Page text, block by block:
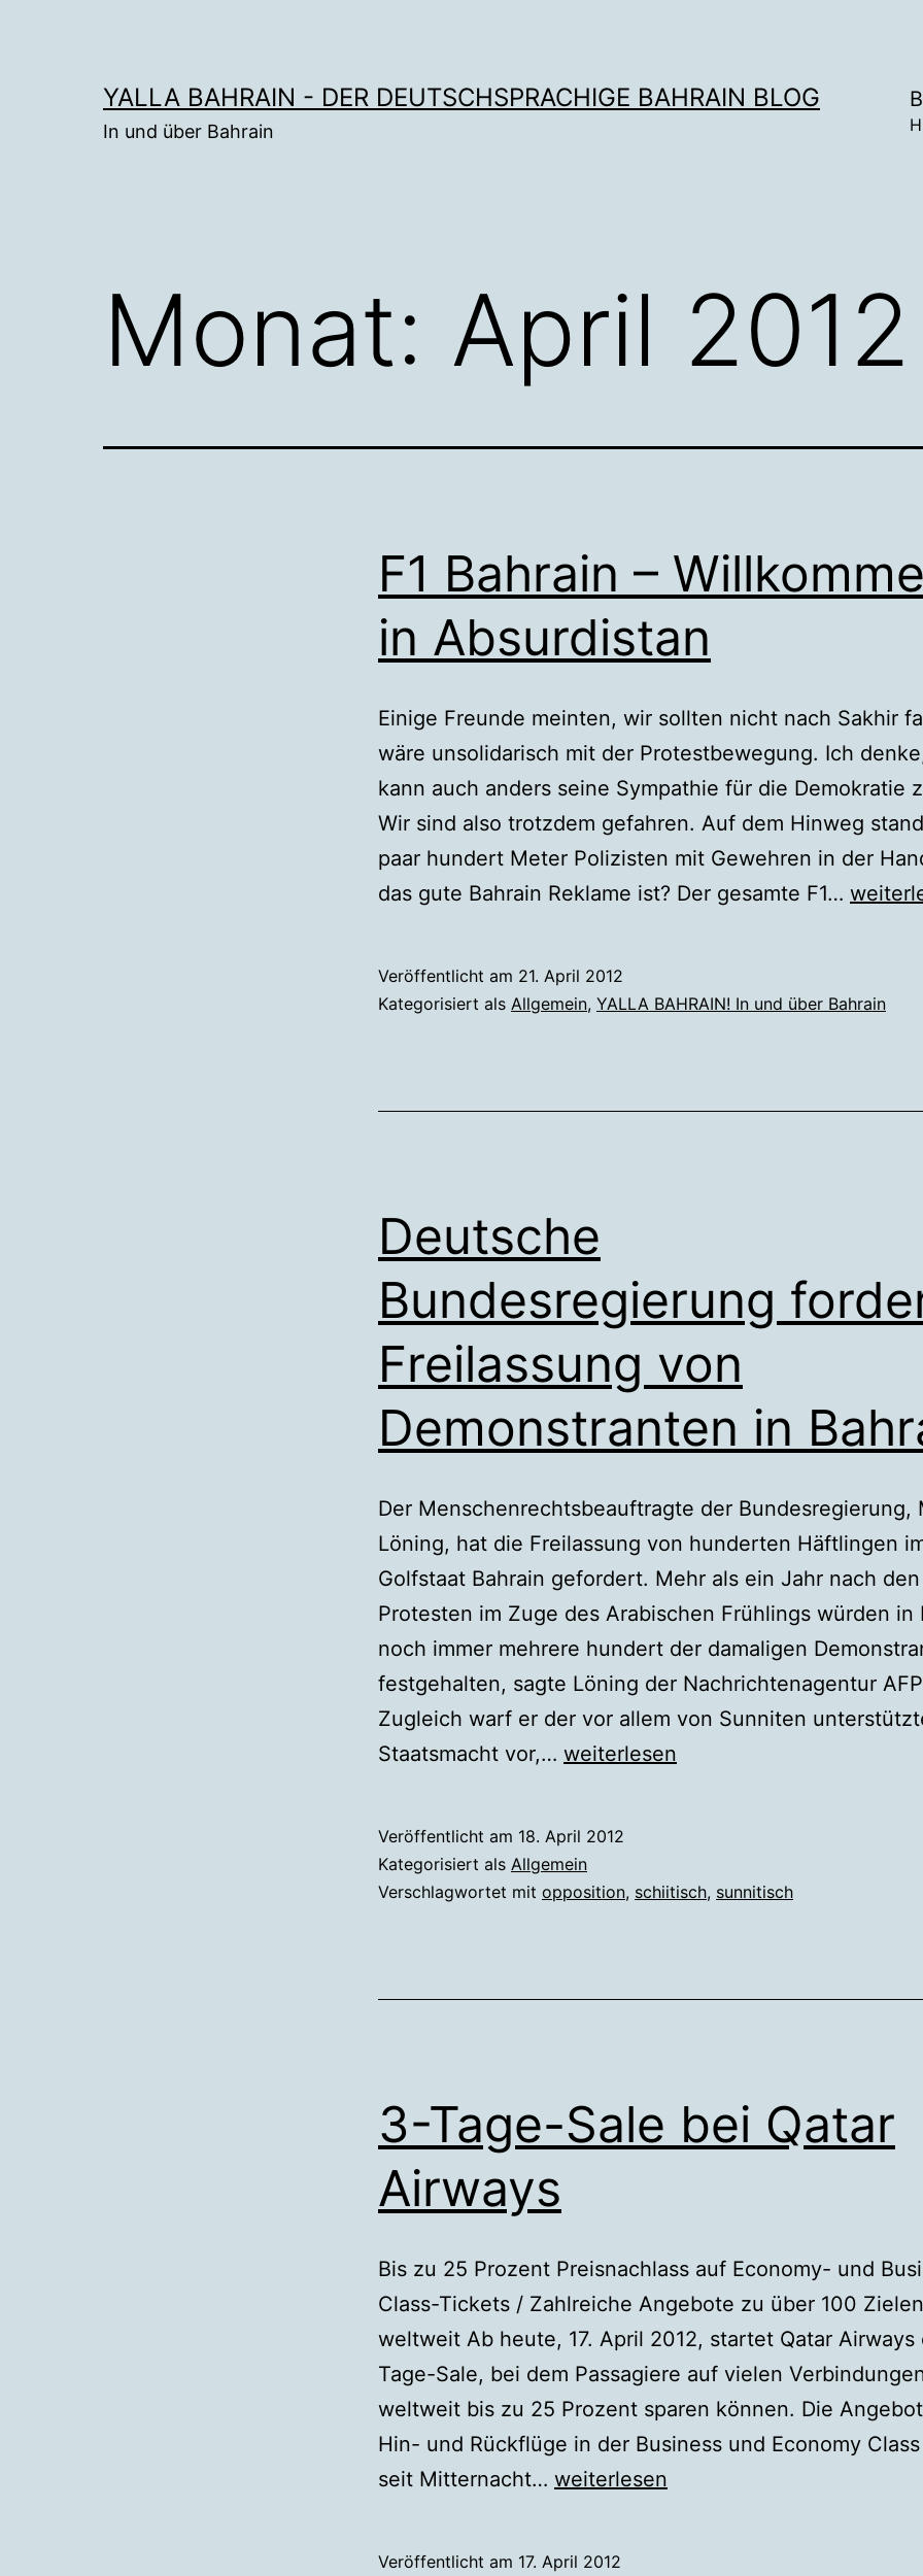
YALLA BAHRAIN - DER DEUTSCHSPRACHIGE BAHRAIN BLOG
In und über Bahrain
Monat: April 2012
F1 Bahrain –
in Absurdistan
Einige Freunde meinten, wir sollten nicht nach Sakhir
wäre unsolidarisch mit der Protestbewegung. Ich
kann auch anders seine Sympathie für die Demokratie
Wir sind also trotzdem gefahren. Auf dem Hinweg
paar hundert Meter Polizisten mit Gewehren in der
das gute Bahrain Reklame ist? Der gesamte F1… F1
Veröffentlicht am 21. April 2012
Kategorisiert als Allgemein, YALLA BAHRAIN! In und über Bahrain
Deutsche
Bundesregierung
Freilassung von
Demonstranten in
Der Menschenrechtsbeauftragte der Bundesregierung,
Löning, hat die Freilassung von hunderten Häftlingen
Golfstaat Bahrain gefordert. Mehr als ein Jahr nach den
Protesten im Zuge des Arabischen Frühlings würden in
noch immer mehrere hundert der damaligen
festgehalten, sagte Löning der Nachrichtenagentur
Zugleich warf er der vor allem von Sunniten
Staatsmacht vor,… Deutsche
Freilassung
von
Bahrain
weiterlesen
Veröffentlicht am 18. April 2012
Kategorisiert als Allgemein
Verschlagwortet mit opposition, schiitisch, sunnitisch
3-Tage-Sale bei Qatar
Airways
Bis zu 25 Prozent Preisnachlass auf Economy- und
Class-Tickets / Zahlreiche Angebote zu über 100 Zielen
weltweit Ab heute, 17. April 2012, startet Qatar
Tage-Sale, bei dem Passagiere auf vielen
weltweit bis zu 25 Prozent sparen können. Die
Hin- und Rückflüge in der Business und Economy
seit Mitternacht… 3-
weiterlesen
Veröffentlicht am 17. April 2012